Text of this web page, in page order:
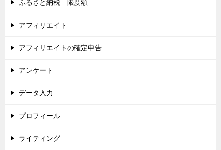
ふるさと納税 限度額
アフィリエイト
アフィリエイトの確定申告
アンケート
データ入力
プロフィール
ライティング